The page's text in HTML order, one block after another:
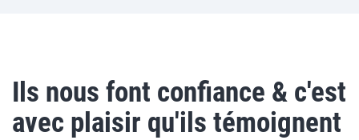
Ils nous font confiance & c'est
avec plaisir qu'ils témoignent